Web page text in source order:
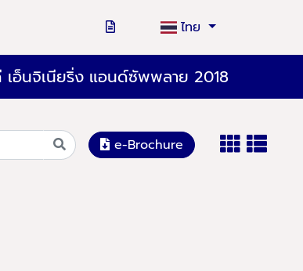
ไทย
อ็นจิเนียริ่ง แอนด์ซัพพลาย 2018
e-Brochure